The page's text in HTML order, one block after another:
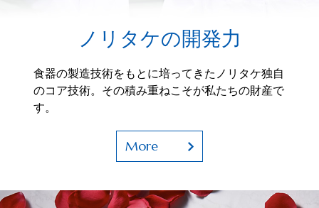
ノリタケの開発力
食器の製造技術をもとに培ってきたノリタケ独自
のコア技術。その積み重ねこそが私たちの財産で
す。
More